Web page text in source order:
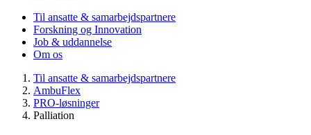
Til ansatte & samarbejdspartnere
Forskning og Innovation
Job & uddannelse
Om os
Til ansatte & samarbejdspartnere
AmbuFlex
PRO-løsninger
Palliation